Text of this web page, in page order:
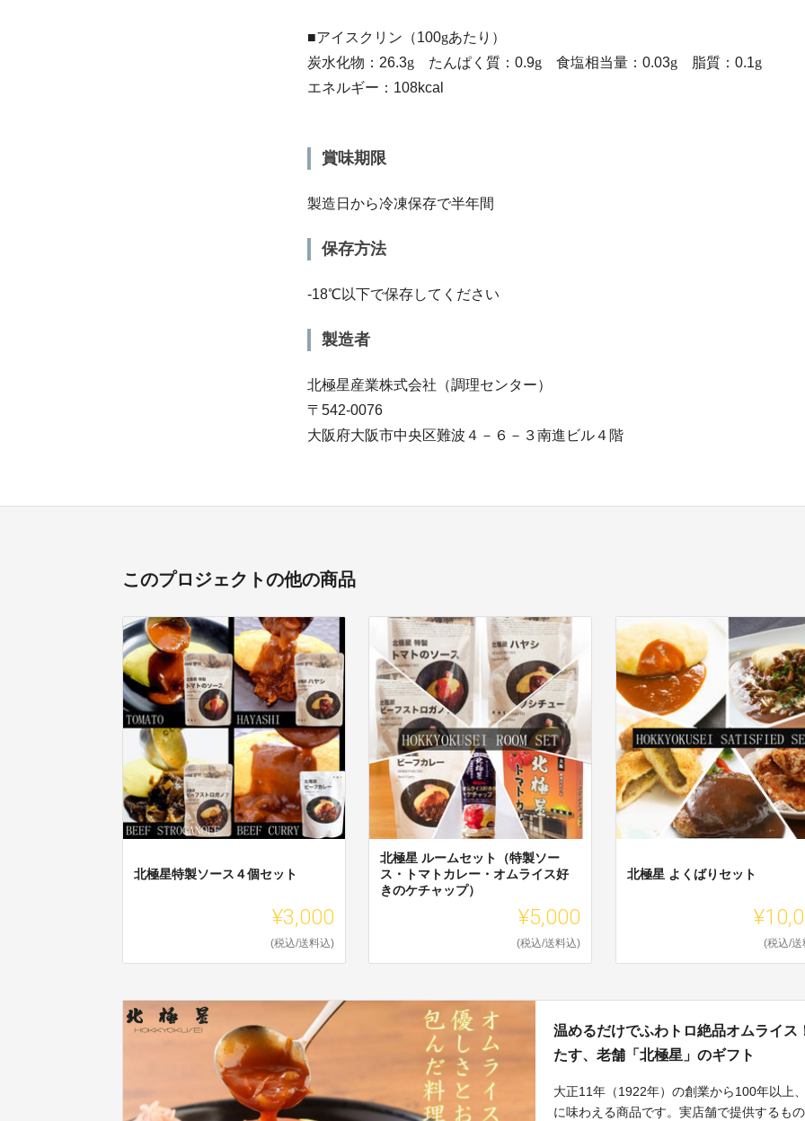
■アイスクリン（100gあたり）
炭水化物：26.3g たんぱく質：0.9g 食塩相当量：0.03g 脂質：0.1g
エネルギー：108kcal
賞味期限
製造日から冷凍保存で半年間
保存方法
-18℃以下で保存してください
製造者
北極星産業株式会社（調理センター）
〒542-0076
大阪府大阪市中央区難波４－６－３南進ビル４階
このプロジェクトの他の商品
北極星特製ソース４個セット
¥3,000
(税込/送料込)
北極星 ルームセット（特製ソー
ス・トマトカレー・オムライス好
きのケチャップ）
¥5,000
(税込/送料込)
北極星 よくばりセット
(税込/送
温めるだけでふわトロ絶品オムライ
たす、老舗「北極星」のギフト
大正11年（1922年）の創業から100年以上
に味わえる商品です。実店舗で提供するも